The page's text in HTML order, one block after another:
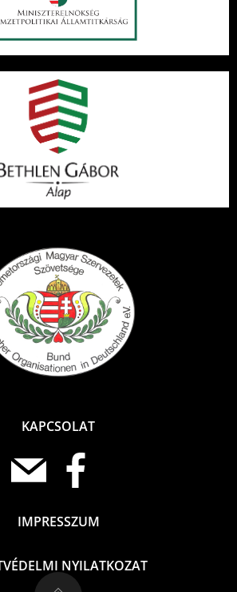
KAPCSOLAT
IMPRESSZUM
NYILATKOZAT